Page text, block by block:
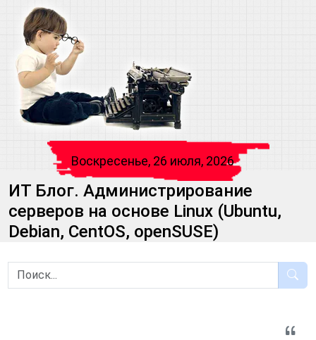
Воскресенье, 26 июля, 2026
ИТ Блог. Администрирование
серверов на основе Linux (Ubuntu,
Debian, CentOS, openSUSE)